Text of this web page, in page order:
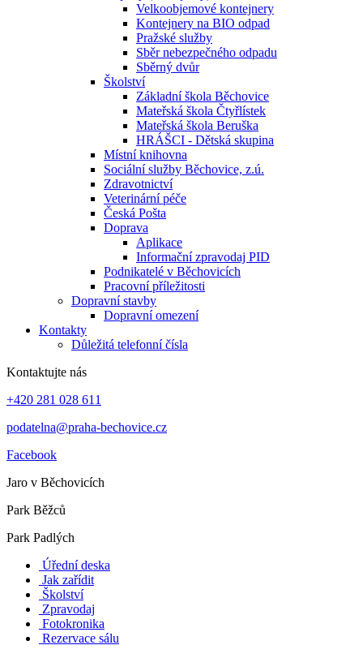
Velkoobjemové kontejnery
Kontejnery na BIO odpad
Pražské služby
Sběr nebezpečného odpadu
Sběrný dvůr
Školství
Základní škola Běchovice
Mateřská škola Čtyřlístek
Mateřská škola Beruška
HRÁŠCI - Dětská skupina
Místní knihovna
Sociální služby Běchovice, z.ú.
Zdravotnictví
Veterinární péče
Česká Pošta
Doprava
Aplikace
Informační zpravodaj PID
Podnikatelé v Běchovicích
Pracovní příležitosti
Dopravní stavby
Dopravní omezení
Kontakty
Důležitá telefonní čísla
Kontaktujte nás
+420 281 028 611
podatelna@praha-bechovice.cz
Facebook
Jaro v Běchovicích
Park Běžců
Park Padlých
Úřední deska
Jak zařídit
Školství
Zpravodaj
Fotokronika
Rezervace sálu